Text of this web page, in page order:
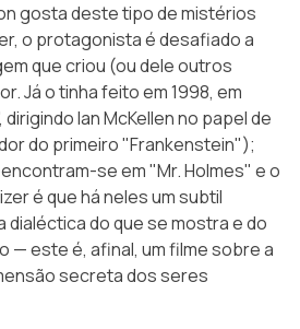
gosta deste tipo de mistérios
o protagonista é desafiado a
que criou (ou dele outros
Já o tinha feito em 1998, em
Ian McKellen no papel de
do primeiro "Frankenstein");
se em"Mr. Holmes" e o
é que há neles um subtil
do que se mostra e do
— este é, afinal, um filme sobre a
secreta dos seres